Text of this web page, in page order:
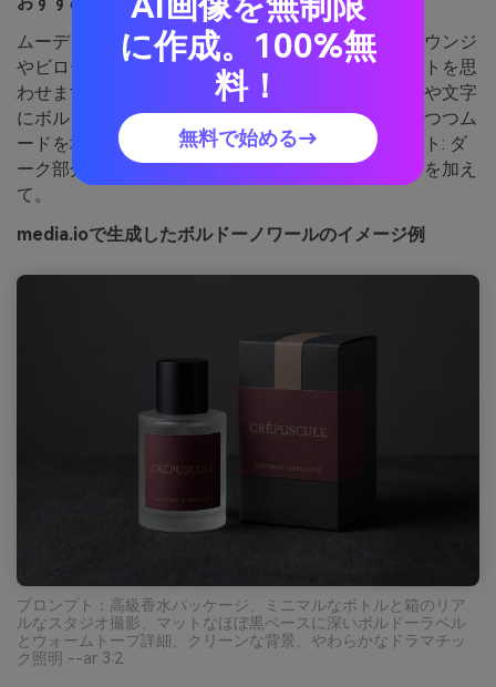
ムーディーでハイエンドな印象は、ミッドナイトラウンジ
やビロードの影、ガラスに当たる鋭いスポットライトを思
わせます。ほぼ黒に近い色をベースに使い、ラベルや文字
にボルドーを合わせましょう。コントラストを出しつつム
ードを壊さないウォームトープが隠し味です。ヒント: ダ
ーク部分はマット仕上げ、ボトル輪郭に小さなツヤを加え
て。
media.ioで生成したボルドーノワールのイメージ例
プロンプト：高級香水パッケージ、ミニマルなボトルと箱のリア
ルなスタジオ撮影、マットなほぼ黒ベースに深いボルドーラベル
とウォームトープ詳細、クリーンな背景、やわらかなドラマチッ
ク照明 --ar 3:2
に作成。100%無
料！
無料で始める→